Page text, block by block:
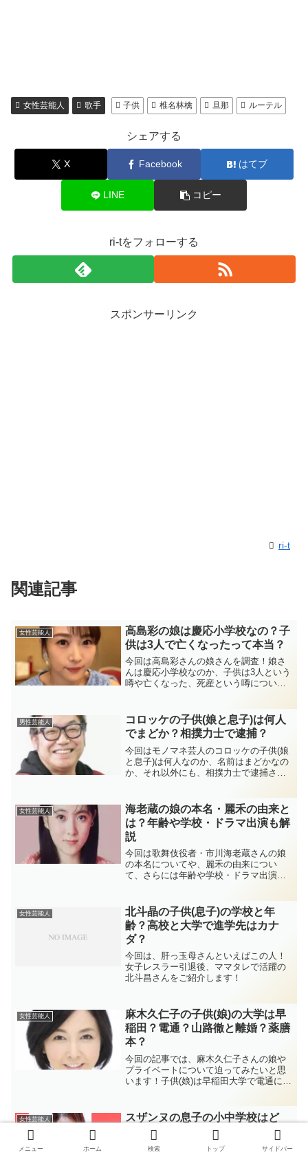
女性芸能人 歌手 子供 椎名林檎 旦那 ルーテル
シェアする
X Facebook はてブ
LINE コピー
ri-tをフォローする
スポンサーリンク
ri-t
関連記事
女性芸能人
高島彩の娘は慶応小学校なの？子
供は3人で亡くなったって本当？
今回は高島彩さんの娘さんを調査！娘さ
んは慶応小学校なのか、子供は3人という
噂や亡くなった、死産という噂について
男性芸能人
コロッケの子供(娘と息子)は何人
でまどか？相撲力士で逮捕？
今回はモノマネ芸人のコロッケの子供(娘
と息子)は何人なのか、名前はまどかなの
か、それ以外にも、相撲力士で逮捕され
女性芸能人
海老蔵の娘の本名・麗禾の由来と
は？年齢や学校・ドラマ出演も解
説
今回は歌舞伎役者・市川海老蔵さんの娘
の本名についてや、麗禾の由来につい
て、さらには年齢や学校・ドラマ出演に
女性芸能人
北斗晶の子供(息子)の学校と年
齢？高校と大学で進学先はカナ
ダ？
今回は、肝っ玉母さんといえばこの人！
女子レスラー引退後、ママタレで活躍の
北斗昌さんをご紹介します！
女性芸能人
麻木久仁子の子供(娘)の大学は早
稲田？電通？山路徹と離婚？薬膳
本？
今回の記事では、麻木久仁子さんの娘や
プライベートについて迫ってみたいと思
います！子供(娘)は早稲田大学で電通に就
いても詳しく調べてみました。
女性芸能人
スザンヌの息子の小中学校はど
こ？父親や名前、現在の様子まで
徹底解説
メニュー ホーム 検索 トップ サイドバー